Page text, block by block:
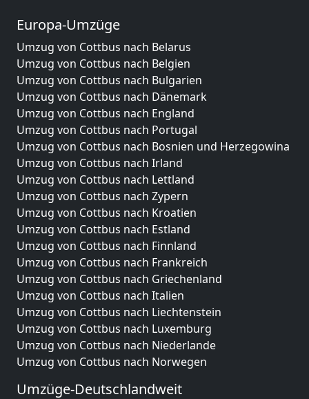
Europa-Umzüge
Umzug von Cottbus nach Belarus
Umzug von Cottbus nach Belgien
Umzug von Cottbus nach Bulgarien
Umzug von Cottbus nach Dänemark
Umzug von Cottbus nach England
Umzug von Cottbus nach Portugal
Umzug von Cottbus nach Bosnien und Herzegowina
Umzug von Cottbus nach Irland
Umzug von Cottbus nach Lettland
Umzug von Cottbus nach Zypern
Umzug von Cottbus nach Kroatien
Umzug von Cottbus nach Estland
Umzug von Cottbus nach Finnland
Umzug von Cottbus nach Frankreich
Umzug von Cottbus nach Griechenland
Umzug von Cottbus nach Italien
Umzug von Cottbus nach Liechtenstein
Umzug von Cottbus nach Luxemburg
Umzug von Cottbus nach Niederlande
Umzug von Cottbus nach Norwegen
Umzüge-Deutschlandweit